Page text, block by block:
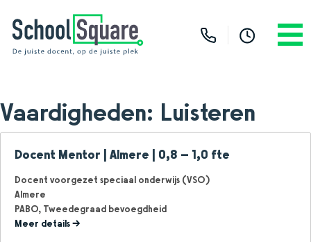
Vaardigheden: Luisteren
Docent Mentor | Almere | 0,8 – 1,0 fte
Docent voorgezet speciaal onderwijs (VSO)
Almere
PABO Tweedegraad bevoegdheid
Meer details